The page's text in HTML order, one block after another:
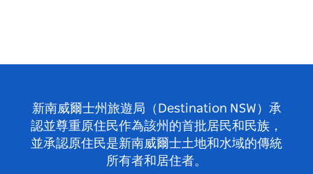
新南威爾士州旅遊局（Destination NSW）承
認並尊重原住民作為該州的首批居民和民族，
並承認原住民是新南威爾士土地和水域的傳統
所有者和居住者。